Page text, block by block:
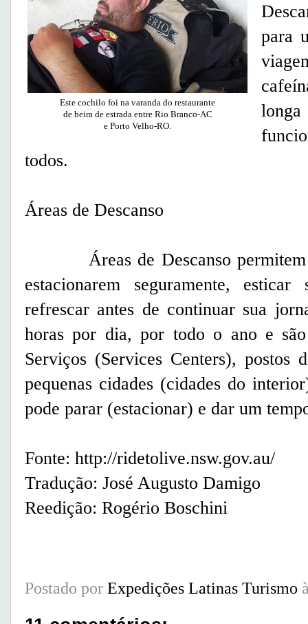
Este cochilo foi na varanda do restaurante
de beira de estrada entre Rio Branco-AC
e Porto Velho-RO.
para
todos.
Áreas de Descanso
Áreas de Descanso permitem
estacionarem seguramente,
refrescar antes de continuar sua
horas por dia, por todo o ano e
Serviços (Services Centers), postos
pequenas cidades (cidades do
pode parar (estacionar) e dar um
Fonte: http://ridetolive.nsw.gov.au/
Tradução: José Augusto Damigo
Reedição: Rogério Boschini
Postado por Expedições Latinas Turismo